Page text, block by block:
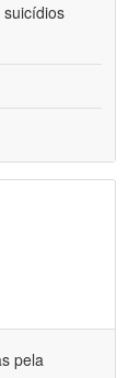
pela